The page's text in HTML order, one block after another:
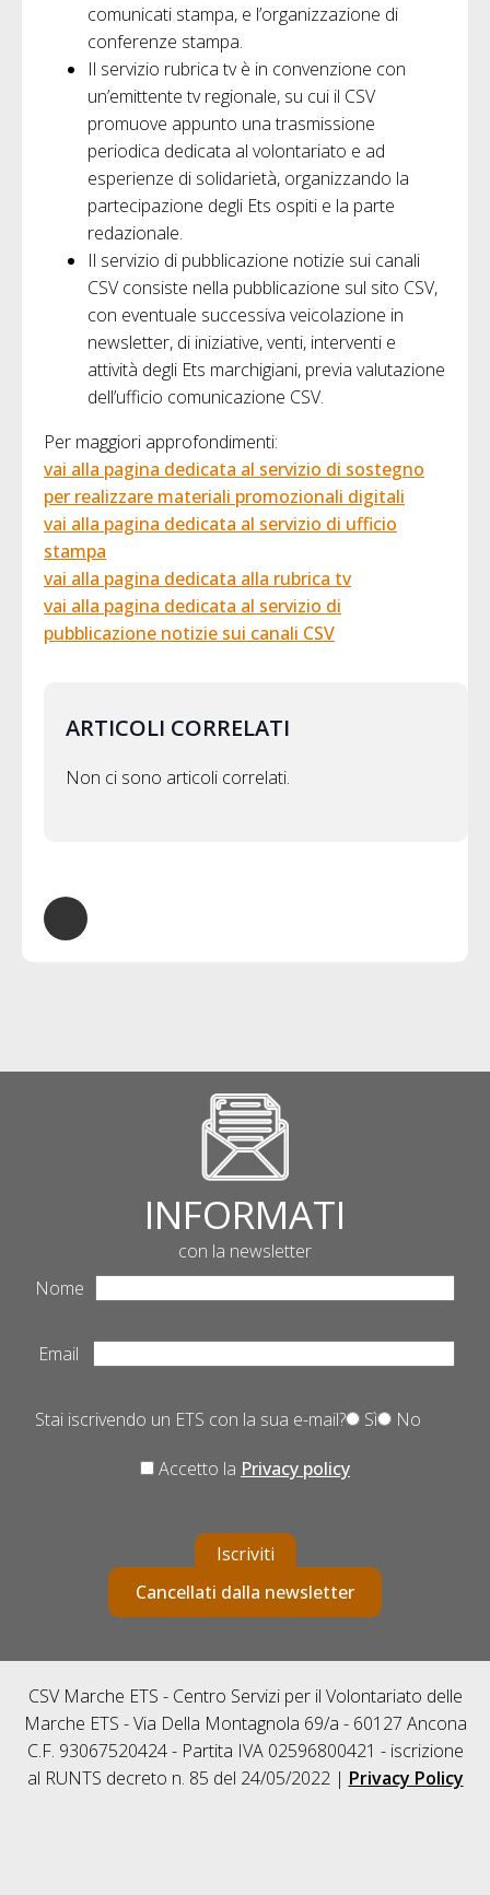
comunicati stampa, e l’organizzazione di
conferenze stampa.
Il servizio rubrica tv è in convenzione con
un’emittente tv regionale, su cui il CSV
promuove appunto una trasmissione
periodica dedicata al volontariato e ad
esperienze di solidarietà, organizzando la
partecipazione degli Ets ospiti e la parte
redazionale.
Il servizio di pubblicazione notizie sui canali
CSV consiste nella pubblicazione sul sito CSV,
con eventuale successiva veicolazione in
newsletter, di iniziative, venti, interventi e
attività degli Ets marchigiani, previa valutazione
dell’ufficio comunicazione CSV.
Per maggiori approfondimenti:
vai alla pagina dedicata al servizio di sostegno
per realizzare materiali promozionali digitali
vai alla pagina dedicata al servizio di ufficio
stampa
vai alla pagina dedicata alla rubrica tv
vai alla pagina dedicata al servizio di
pubblicazione notizie sui canali CSV
ARTICOLI CORRELATI
Non ci sono articoli correlati.
INFORMATI
con la newsletter
Nome
Email
Stai iscrivendo un ETS con la sua e-mail? Sì No
Accetto la Privacy policy
Iscriviti
Cancellati dalla newsletter
CSV Marche ETS - Centro Servizi per il Volontariato delle
Marche ETS - Via Della Montagnola 69/a - 60127 Ancona
C.F. 93067520424 - Partita IVA 02596800421 - iscrizione
al RUNTS decreto n. 85 del 24/05/2022 | Privacy Policy